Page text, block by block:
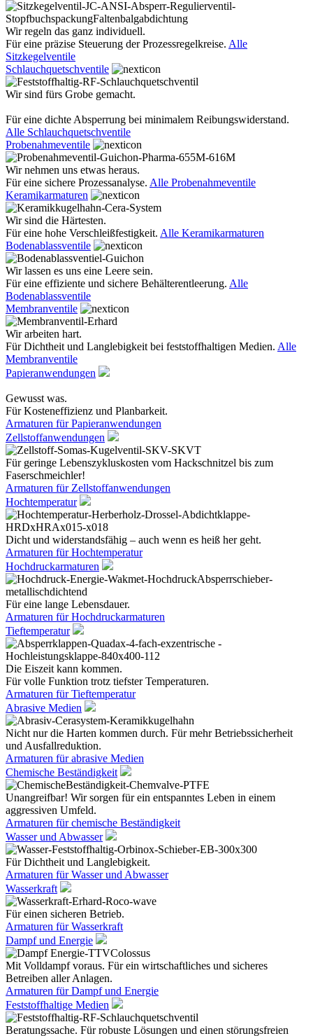
Wir regeln das ganz individuell.
Für eine präzise Steuerung der Prozessregelkreise. Alle
Sitzkegelventile
Schlauchquetschventile
Wir sind fürs Grobe gemacht.
Für eine dichte Absperrung bei minimalem Reibungswiderstand.
Alle Schlauchquetschventile
Probenahmeventile
Wir nehmen uns etwas heraus.
Für eine sichere Prozessanalyse. Alle Probenahmeventile
Keramikarmaturen
Wir sind die Härtesten.
Für eine hohe Verschleißfestigkeit. Alle Keramikarmaturen
Bodenablassventile
Wir lassen es uns eine Leere sein.
Für eine effiziente und sichere Behälterentleerung. Alle
Bodenablassventile
Membranventile
Wir arbeiten hart.
Für Dichtheit und Langlebigkeit bei feststoffhaltigen Medien. Alle
Membranventile
Papieranwendungen
Gewusst was.
Für Kosteneffizienz und Planbarkeit.
Armaturen für Papieranwendungen
Zellstoffanwendungen
Für geringe Lebenszykluskosten vom Hackschnitzel bis zum
Faserschmeichler!
Armaturen für Zellstoffanwendungen
Hochtemperatur
Dicht und widerstandsfähig – auch wenn es heiß her geht.
Armaturen für Hochtemperatur
Hochdruckarmaturen
Für eine lange Lebensdauer.
Armaturen für Hochdruckarmaturen
Tieftemperatur
Die Eiszeit kann kommen.
Für volle Funktion trotz tiefster Temperaturen.
Armaturen für Tieftemperatur
Abrasive Medien
Nicht nur die Harten kommen durch. Für mehr Betriebssicherheit
und Ausfallreduktion.
Armaturen für abrasive Medien
Chemische Beständigkeit
Unangreifbar! Wir sorgen für ein entspanntes Leben in einem
aggressiven Umfeld.
Armaturen für chemische Beständigkeit
Wasser und Abwasser
Für Dichtheit und Langlebigkeit.
Armaturen für Wasser und Abwasser
Wasserkraft
Für einen sicheren Betrieb.
Armaturen für Wasserkraft
Dampf und Energie
Mit Volldampf voraus. Für ein wirtschaftliches und sicheres
Betreiben aller Anlagen.
Armaturen für Dampf und Energie
Feststoffhaltige Medien
Beratungssache. Für robuste Lösungen und einen störungsfreien